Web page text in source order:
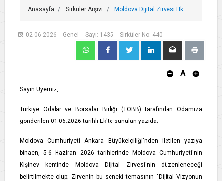
Anasayfa Sirküler Arşivi Moldova Dijital Zirvesi Hk.
02-06-2026 Genel Sayı: 1435 Sirküler No: 440
A
Sayın Üyemiz,
Türkiye Odalar ve Borsalar Birliği (TOBB) tarafından Odamıza
gönderilen 01.06.2026 tarihli Ek'te sunulan yazıda;
Moldova Cumhuriyeti Ankara Büyükelçiliği'nden iletilen yazıya
binaen, 5-6 Haziran 2026 tarihlerinde Moldova Cumhuriyeti'nin
Kişinev kentinde Moldova Dijital Zirvesi'nin düzenleneceği
belirtilmekte olup; Zirvenin bu seneki temasının "Dijital Vizyonun